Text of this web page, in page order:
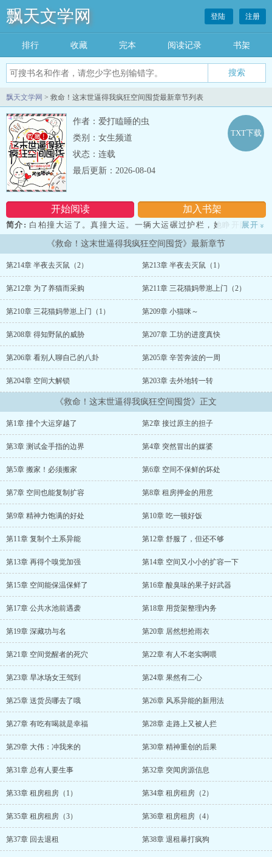
飘天文学网 登陆 注册
排行 收藏 完本 阅读记录 书架
飘天文学网 > 救命！这末世逼得我疯狂空间囤货最新章节列表
作者：爱打瞌睡的虫
类别：女生频道
状态：连载
开始阅读 加入书架
TXT下载
最后更新：2026-08-04
简介: 白柏撞大运了。真撞大运。一辆大运碾过护栏，她睁开眼，成
了末世里一个同名同姓的底层送货员。空间只有1立方米，精神力濒临
枯竭，后脑勺还肿着一个要命的包。系统补偿了个金手指——二倍复
制。白柏：投诉啊…--救命！这末世逼得我疯狂空间囤货...
展开 »
《救命！这末世逼得我疯狂空间囤货》最新章节
第214章 半夜去灭鼠（2） 第213章 半夜去灭鼠（1）
第212章 为了养猫而采购 第211章 三花猫妈带崽上门（2）
第210章 三花猫妈带崽上门（1） 第209章 小猫咪～
第208章 得知野鼠的威胁 第207章 工坊的进度真快
第206章 看别人聊自己的八卦 第205章 辛苦奔波的一周
第204章 空间大解锁 第203章 去外地转一转
《救命！这末世逼得我疯狂空间囤货》正文
第1章 撞个大运穿越了 第2章 接过原主的担子
第3章 测试金手指的边界 第4章 突然冒出的媒婆
第5章 搬家！必须搬家 第6章 空间不保鲜的坏处
第7章 空间也能复制扩容 第8章 租房押金的用意
第9章 精神力饱满的好处 第10章 吃一顿好饭
第11章 复制个土系异能 第12章 舒服了，但还不够
第13章 再得个嗅觉加强 第14章 空间又小小的扩容一下
第15章 空间能保温保鲜了 第16章 酸臭味的果子好武器
第17章 公共水池前遇袭 第18章 用货架整理内务
第19章 深藏功与名 第20章 居然想抢雨衣
第21章 空间觉醒者的死穴 第22章 有人不老实啊喂
第23章 旱冰场女王驾到 第24章 果然有二心
第25章 送货员哪去了哦 第26章 风系异能的新用法
第27章 有吃有喝就是幸福 第28章 走路上又被人拦
第29章 大伟：冲我来的 第30章 精神重创的后果
第31章 总有人要生事 第32章 突闻房源信息
第33章 租房租房（1） 第34章 租房租房（2）
第35章 租房租房（3） 第36章 租房租房（4）
第37章 回去退租 第38章 退租暴打疯狗